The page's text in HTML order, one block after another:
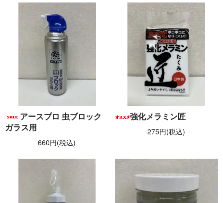
アースプロ 虫ブロック
ガラス用
660円(税込)
強化メラミン匠
275円(税込)